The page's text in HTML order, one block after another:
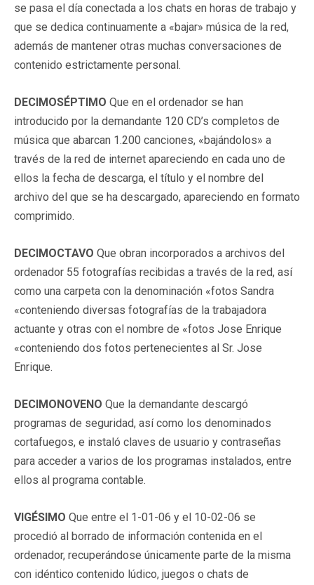
se pasa el día conectada a los chats en horas de trabajo y
que se dedica continuamente a «bajar» música de la red,
además de mantener otras muchas conversaciones de
contenido estrictamente personal.
DECIMOSÉPTIMO Que en el ordenador se han
introducido por la demandante 120 CD’s completos de
música que abarcan 1.200 canciones, «bajándolos» a
través de la red de internet apareciendo en cada uno de
ellos la fecha de descarga, el título y el nombre del
archivo del que se ha descargado, apareciendo en formato
comprimido.
DECIMOCTAVO Que obran incorporados a archivos del
ordenador 55 fotografías recibidas a través de la red, así
como una carpeta con la denominación «fotos Sandra
«conteniendo diversas fotografías de la trabajadora
actuante y otras con el nombre de «fotos Jose Enrique
«conteniendo dos fotos pertenecientes al Sr. Jose
Enrique.
DECIMONOVENO Que la demandante descargó
programas de seguridad, así como los denominados
cortafuegos, e instaló claves de usuario y contraseñas
para acceder a varios de los programas instalados, entre
ellos al programa contable.
VIGÉSIMO Que entre el 1-01-06 y el 10-02-06 se
procedió al borrado de información contenida en el
ordenador, recuperándose únicamente parte de la misma
con idéntico contenido lúdico, juegos o chats de